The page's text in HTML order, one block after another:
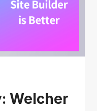
Welcher